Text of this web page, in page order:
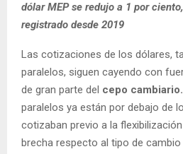
dólar MEP se redujo a 1 por
registrado desde 2019
Las cotizaciones de los dólares,
paralelos, siguen cayendo con
de gran parte del cepo cambiario.
paralelos ya están por debajo de
cotizaban previo a la
brecha respecto al tipo de